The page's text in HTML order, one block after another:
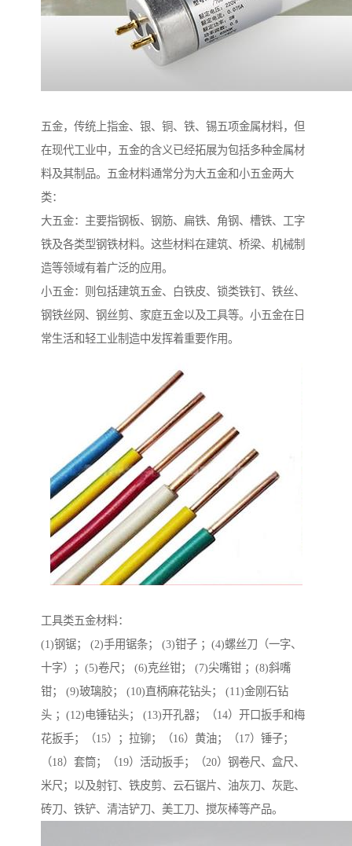
五金，传统上指金、银、铜、铁、锡五项金属材料，但
在现代工业中，五金的含义已经拓展为包括多种金属材
料及其制品。五金材料通常分为大五金和小五金两大
类：
大五金：主要指钢板、钢筋、扁铁、角钢、槽铁、工字
铁及各类型钢铁材料。这些材料在建筑、桥梁、机械制
造等领域有着广泛的应用。
小五金：则包括建筑五金、白铁皮、锁类铁钉、铁丝、
钢铁丝网、钢丝剪、家庭五金以及工具等。小五金在日
常生活和轻工业制造中发挥着重要作用。
工具类五金材料：
(1)钢锯； (2)手用锯条； (3)钳子 ；(4)螺丝刀（一字、
十字）；(5)卷尺； (6)克丝钳； (7)尖嘴钳 ；(8)斜嘴
钳； (9)玻璃胶； (10)直柄麻花钻头； (11)金刚石钻
头 ；(12)电锤钻头； (13)开孔器；（14）开口扳手和梅
花扳手；（15）；拉铆；（16）黄油；（17）锤子；
（18）套筒；（19）活动扳手；（20）钢卷尺、盒尺、
米尺；以及射钉、铁皮剪、云石锯片、油灰刀、灰匙、
砖刀、铁铲、清洁铲刀、美工刀、搅灰棒等产品。